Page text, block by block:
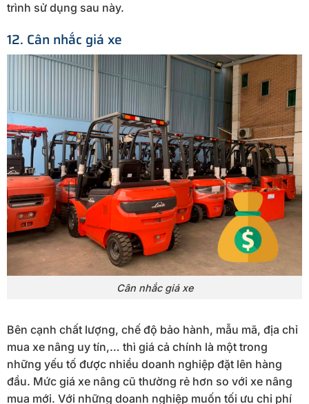
trình sử dụng sau này.
12. Cân nhắc giá xe
Cân nhắc giá xe
Bên cạnh chất lượng, chế độ bảo hành, mẫu mã, địa chỉ
mua xe nâng uy tín,… thì giá cả chính là một trong
những yếu tố được nhiều doanh nghiệp đặt lên hàng
đầu. Mức giá xe nâng cũ thường rẻ hơn so với xe nâng
mua mới. Với những doanh nghiệp muốn tối ưu chi phí